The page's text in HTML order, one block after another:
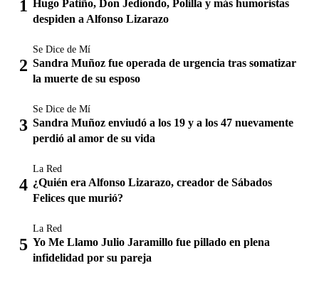
Hugo Patiño, Don Jediondo, Polilla y más humoristas
despiden a Alfonso Lizarazo
Se Dice de Mí
Sandra Muñoz fue operada de urgencia tras somatizar
la muerte de su esposo
Se Dice de Mí
Sandra Muñoz enviudó a los 19 y a los 47 nuevamente
perdió al amor de su vida
La Red
¿Quién era Alfonso Lizarazo, creador de Sábados
Felices que murió?
La Red
Yo Me Llamo Julio Jaramillo fue pillado en plena
infidelidad por su pareja